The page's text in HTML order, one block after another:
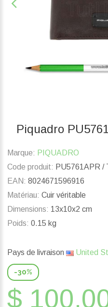
Piquadro
Marque: PIQUADRO
Code produit: PU5761APR /
EAN: 8024671596916
Matériau: Cuir véritable
Dimensions: 13x10x2 cm
Poids: 0.15 kg
Pays de livraison United
-30%
$